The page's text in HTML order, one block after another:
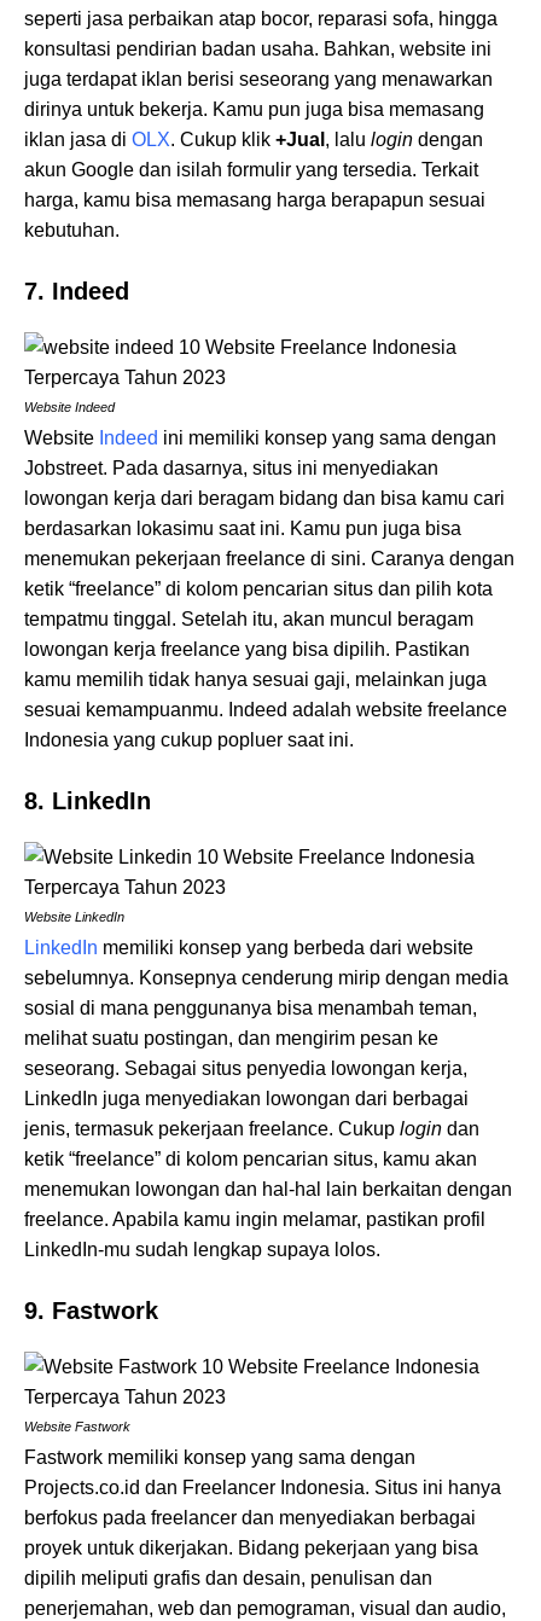
seperti jasa perbaikan atap bocor, reparasi sofa, hingga
konsultasi pendirian badan usaha. Bahkan, website ini
juga terdapat iklan berisi seseorang yang menawarkan
dirinya untuk bekerja. Kamu pun juga bisa memasang
iklan jasa di OLX. Cukup klik +Jual , lalu login dengan
akun Google dan isilah formulir yang tersedia. Terkait
harga, kamu bisa memasang harga berapapun sesuai
kebutuhan.
7. Indeed
Website Indeed
Website Indeed ini memiliki konsep yang sama dengan
Jobstreet. Pada dasarnya, situs ini menyediakan
lowongan kerja dari beragam bidang dan bisa kamu cari
berdasarkan lokasimu saat ini. Kamu pun juga bisa
menemukan pekerjaan freelance di sini. Caranya dengan
ketik “freelance” di kolom pencarian situs dan pilih kota
tempatmu tinggal. Setelah itu, akan muncul beragam
lowongan kerja freelance yang bisa dipilih. Pastikan
kamu memilih tidak hanya sesuai gaji, melainkan juga
sesuai kemampuanmu. Indeed adalah website freelance
Indonesia yang cukup popluer saat ini.
8. LinkedIn
Website LinkedIn
LinkedIn memiliki konsep yang berbeda dari website
sebelumnya. Konsepnya cenderung mirip dengan media
sosial di mana penggunanya bisa menambah teman,
melihat suatu postingan, dan mengirim pesan ke
seseorang. Sebagai situs penyedia lowongan kerja,
LinkedIn juga menyediakan lowongan dari berbagai
jenis, termasuk pekerjaan freelance. Cukup login dan
ketik “freelance” di kolom pencarian situs, kamu akan
menemukan lowongan dan hal-hal lain berkaitan dengan
freelance. Apabila kamu ingin melamar, pastikan profil
LinkedIn-mu sudah lengkap supaya lolos.
9. Fastwork
Website Fastwork
Fastwork memiliki konsep yang sama dengan
Projects.co.id dan Freelancer Indonesia. Situs ini hanya
berfokus pada freelancer dan menyediakan berbagai
proyek untuk dikerjakan. Bidang pekerjaan yang bisa
dipilih meliputi grafis dan desain, penulisan dan
penerjemahan, web dan pemograman, visual dan audio,